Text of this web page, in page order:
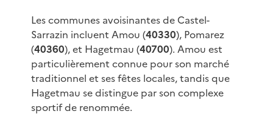
Les communes avoisinantes de Castel-
Sarrazin incluent Amou (40330), Pomarez
(40360), et Hagetmau (40700). Amou est
particulièrement connue pour son marché
traditionnel et ses fêtes locales, tandis que
Hagetmau se distingue par son complexe
sportif de renommée.